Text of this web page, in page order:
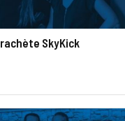
SkyKick